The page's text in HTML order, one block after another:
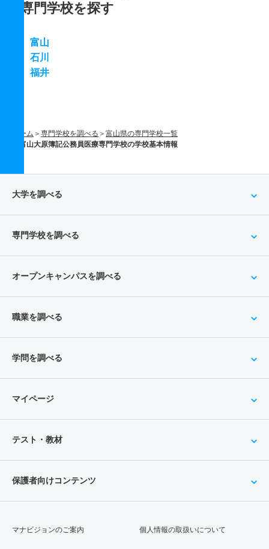
専門学校を探す
富山
石川
福井
ホーム 専門学校を調べる
富山県の専門学校一覧
富山大原簿記公務員医療専門学校の学校基本情報
大学を調べる
専門学校を調べる
オープンキャンパスを調べる
職業を調べる
学問を調べる
マイページ
テスト・教材
保護者向けコンテンツ
マナビジョンのご案内 個人情報の取扱いについて